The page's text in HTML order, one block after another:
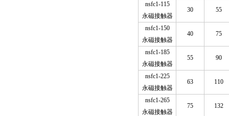
nsfc1-115
永磁接触器
30 55
nsfc1-150
永磁接触器
40 75
nsfc1-185
永磁接触器
55 90
nsfc1-225
永磁接触器
63 110
nsfc1-265
永磁接触器
75 132